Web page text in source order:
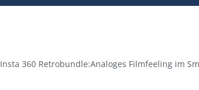
Insta 360 Retrobundle:Analoges Filmfeeling im